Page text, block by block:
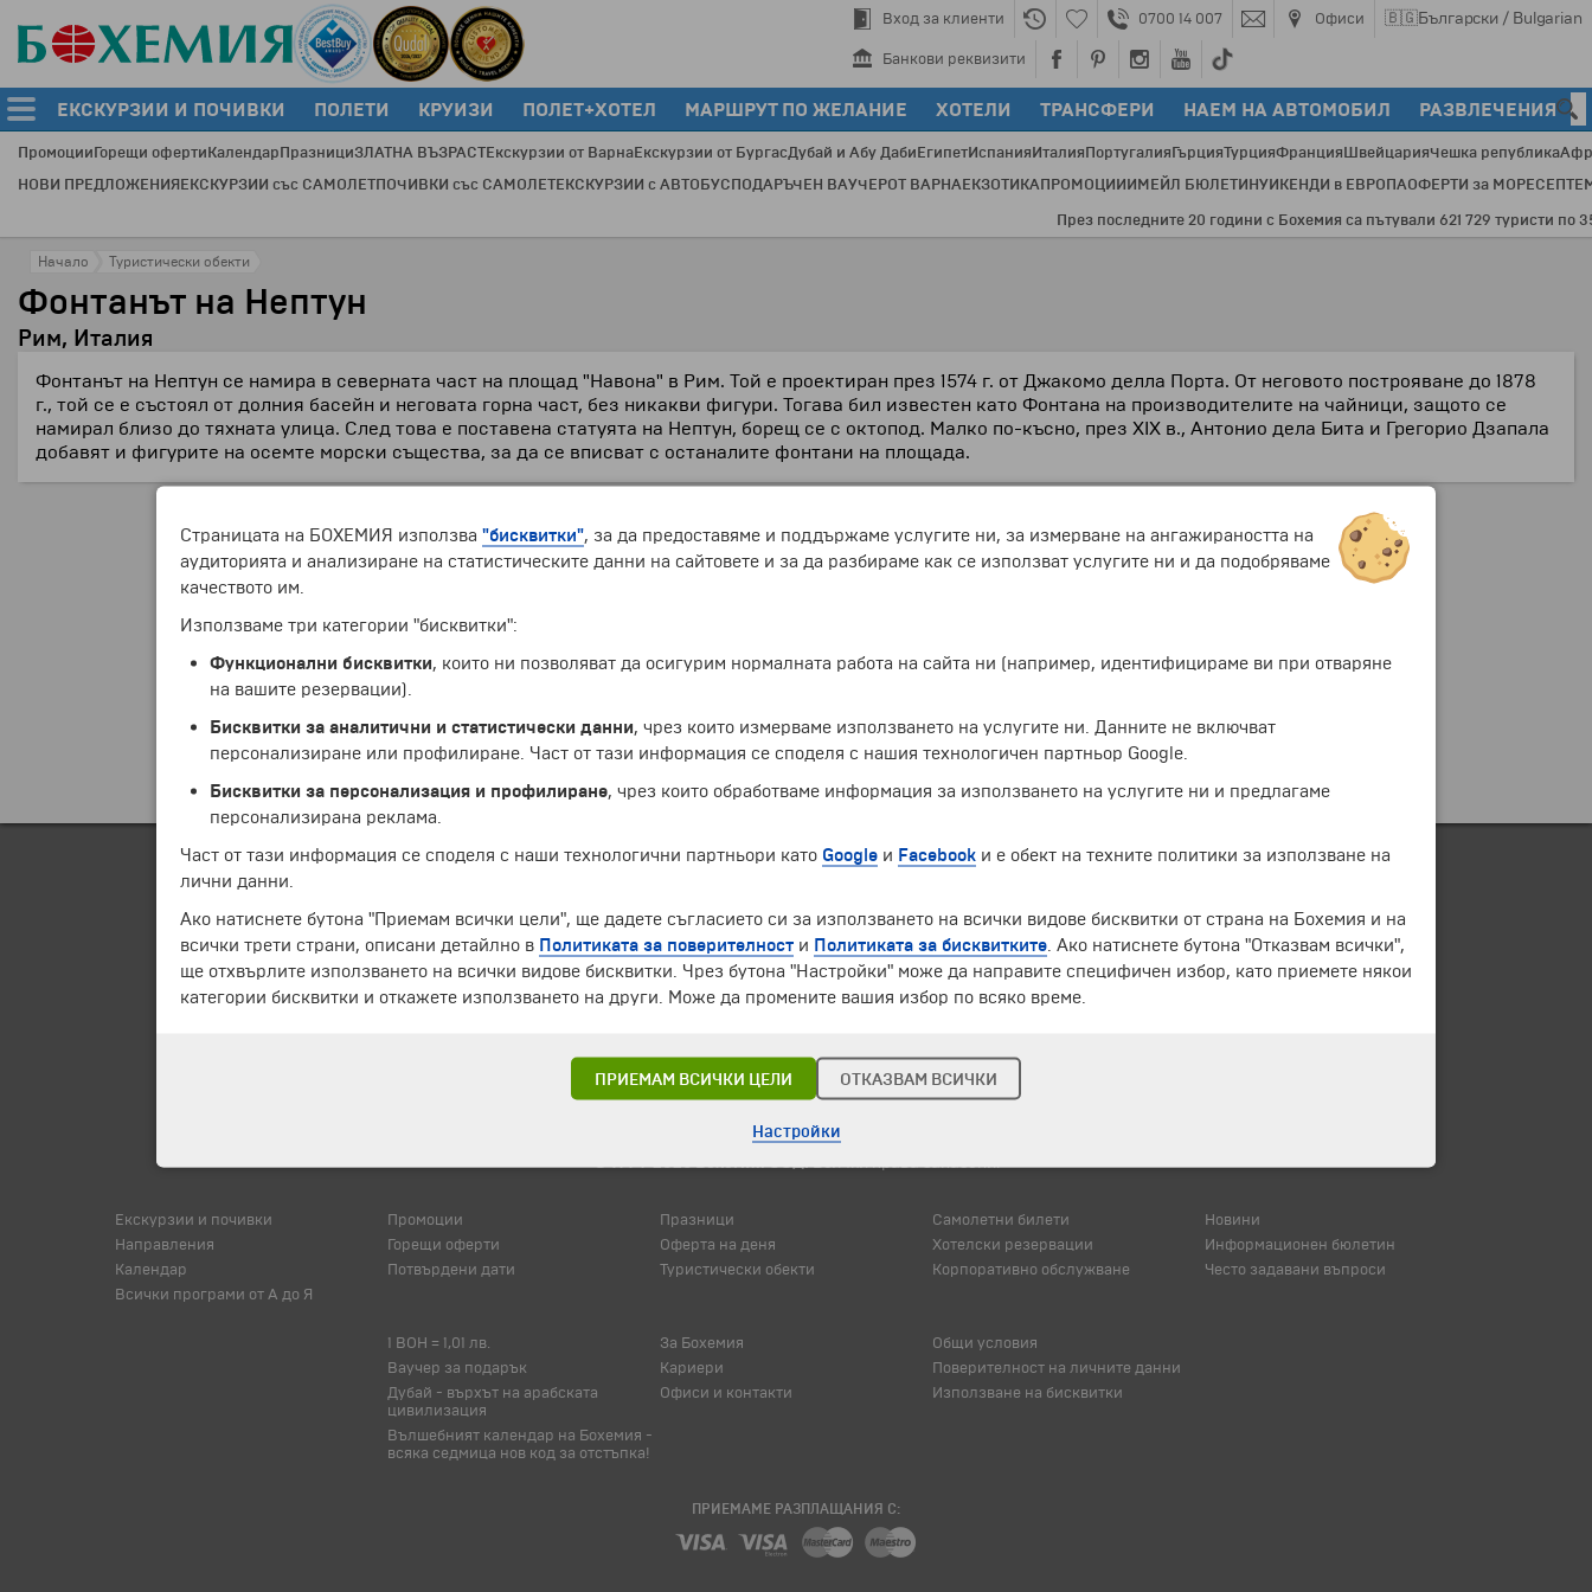
Вход за клиенти 0700 14 007 Офиси 🇧🇬Български / Bulgarian
Банкови реквизити
ЕКСКУРЗИИ И ПОЧИВКИ ПОЛЕТИ КРУИЗИ ПОЛЕТ+ХОТЕЛ МАРШРУТ ПО ЖЕЛАНИЕ ХОТЕЛИ ТРАНСФЕРИ НАЕМ НА АВТОМОБИЛ РАЗВЛЕЧЕНИЯ
ПромоцииГорещи офертиКалендарПразнициЗЛАТНА ВЪЗРАСТЕкскурзии от ВарнаЕкскурзии от БургасДубай и Абу ДабиЕгипетИспанияИталияПортугалияГърцияТурцияФранцияШвейцарияЧешка република
НОВИ ПРЕДЛОЖЕНИЯЕКСКУРЗИИ със САМОЛЕТПОЧИВКИ със САМОЛЕТЕКСКУРЗИИ с АВТОБУСПОДАРЪЧЕН ВАУЧЕРОТ ВАРНАЕКЗОТИКАПРОМОЦИИИМЕЙЛ БЮЛЕТИНУИКЕНДИ в ЕВРОПАОФЕРТИ за МОРЕ
През последните 20 години с Бохемия са пътували 621 729 туристи по
Начало Туристически обекти
Фонтанът на Нептун
Рим, Италия
Фонтанът на Нептун се намира в северната част на площад "Навона" в Рим. Той е проектиран през 1574 г. от Джакомо делла Порта. От неговото построяване до 1878
г., той се е състоял от долния басейн и неговата горна част, без никакви фигури. Тогава бил известен като Фонтана на производителите на чайници, защото се
намирал близо до тяхната улица. След това е поставена статуята на Нептун, борещ се с октопод. Малко по-късно, през XIX в., Антонио дела Бита и Грегорио Дзапала
добавят и фигурите на осемте морски същества, за да се вписват с останалите фонтани на площада.
ЧЛЕН НА
© 1994-2026 Бохемия ООД.Всички права запазени.
Екскурзии и почивки
Направления
Календар
Всички програми от А до Я
Промоции
Горещи оферти
Потвърдени дати
Празници
Оферта на деня
Туристически обекти
Самолетни билети
Хотелски резервации
Корпоративно обслужване
Новини
Информационен бюлетин
Често задавани въпроси
1 BOH = 1,01 лв.
Ваучер за подарък
Дубай - върхът на арабската
цивилизация
Вълшебният календар на Бохемия -
всяка седмица нов код за отстъпка!
За Бохемия
Кариери
Офиси и контакти
Общи условия
Поверителност на личните данни
Използване на бисквитки
ПРИЕМАМЕ РАЗПЛАЩАНИЯ С:
Страницата на БОХЕМИЯ използва "бисквитки", за да предоставяме и поддържаме услугите ни, за измерване на ангажираността на
аудиторията и анализиране на статистическите данни на сайтовете и за да разбираме как се използват услугите ни и да подобряваме
качеството им.
Използваме три категории "бисквитки":
Функционални бисквитки, които ни позволяват да осигурим нормалната работа на сайта ни (например, идентифицираме ви при отваряне
на вашите резервации).
Бисквитки за аналитични и статистически данни, чрез които измерваме използването на услугите ни. Данните не включват
персонализиране или профилиране. Част от тази информация се споделя с нашия технологичен партньор Google.
Бисквитки за персонализация и профилиране, чрез които обработваме информация за използването на услугите ни и предлагаме
персонализирана реклама.
Част от тази информация се споделя с наши технологични партньори като Google и Facebook и е обект на техните политики за използване на
лични данни.
Ако натиснете бутона "Приемам всички цели", ще дадете съгласието си за използването на всички видове бисквитки от страна на Бохемия и на
всички трети страни, описани детайлно в Политиката за поверителност и Политиката за бисквитките . Ако натиснете бутона "Отказвам всички",
ще отхвърлите използването на всички видове бисквитки. Чрез бутона "Настройки" може да направите специфичен избор, като приемете някои
категории бисквитки и откажете използването на други. Може да промените вашия избор по всяко време.
ПРИЕМАМ ВСИЧКИ ЦЕЛИ ОТКАЗВАМ ВСИЧКИ
Настройки